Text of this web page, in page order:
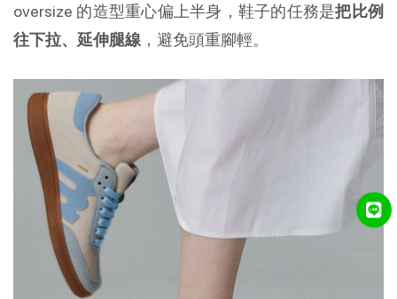
oversize 的造型重心偏上半身，鞋子的任務是把比例
往下拉、延伸腿線 ，避免頭重腳輕。